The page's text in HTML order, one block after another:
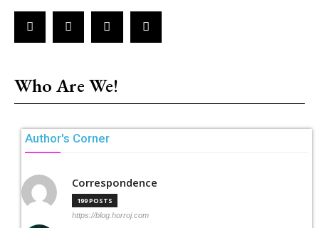
Who Are We!
Author's Corner
Correspondence
199 POSTS
https://blog.horroj.com